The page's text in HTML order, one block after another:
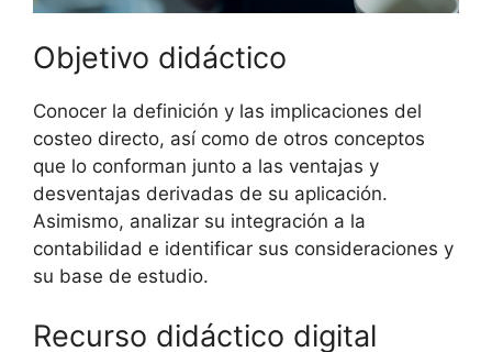
Objetivo didáctico
Conocer la definición y las implicaciones del
costeo directo, así como de otros conceptos
que lo conforman junto a las ventajas y
desventajas derivadas de su aplicación.
Asimismo, analizar su integración a la
contabilidad e identificar sus consideraciones y
su base de estudio.
Recurso didáctico digital